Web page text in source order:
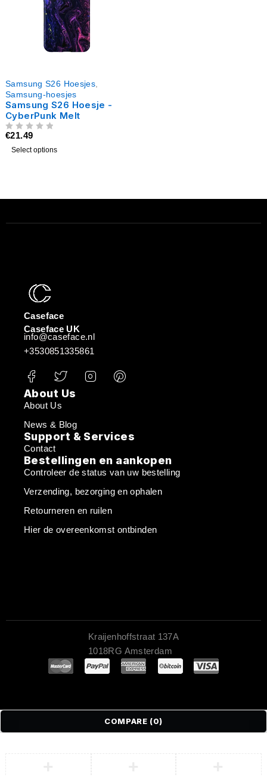
Samsung S26 Hoesjes
Samsung-hoesjes
Samsung S26 Hoesje -
CyberPunk Melt
€21.49
Select options
Caseface
Caseface UK
info@caseface.nl
+3530851335861
About Us
About Us
News & Blog
Support & Services
Contact
Bestellingen en aankopen
Controleer de status van uw bestelling
Verzending, bezorging en ophalen
Retourneren en ruilen
Hier de overeenkomst ontbinden
Kraijenhoffstraat 137A
1018RG Amsterdam
COMPARE (0)